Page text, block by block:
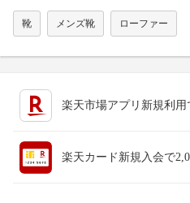
靴 メンズ靴 ローファー
楽天市場アプリ新規利用
楽天カード新規入会で